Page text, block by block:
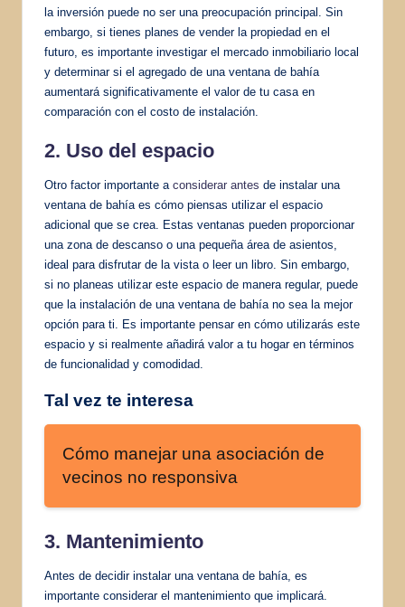
la inversión puede no ser una preocupación principal. Sin
embargo, si tienes planes de vender la propiedad en el
futuro, es importante investigar el mercado inmobiliario local
y determinar si el agregado de una ventana de bahía
aumentará significativamente el valor de tu casa en
comparación con el costo de instalación.
2. Uso del espacio
Otro factor importante a considerar antes de instalar una
ventana de bahía es cómo piensas utilizar el espacio
adicional que se crea. Estas ventanas pueden proporcionar
una zona de descanso o una pequeña área de asientos,
ideal para disfrutar de la vista o leer un libro. Sin embargo,
si no planeas utilizar este espacio de manera regular, puede
que la instalación de una ventana de bahía no sea la mejor
opción para ti. Es importante pensar en cómo utilizarás este
espacio y si realmente añadirá valor a tu hogar en términos
de funcionalidad y comodidad.
Tal vez te interesa
Cómo manejar una asociación de
vecinos no responsiva
3. Mantenimiento
Antes de decidir instalar una ventana de bahía, es
importante considerar el mantenimiento que implicará.